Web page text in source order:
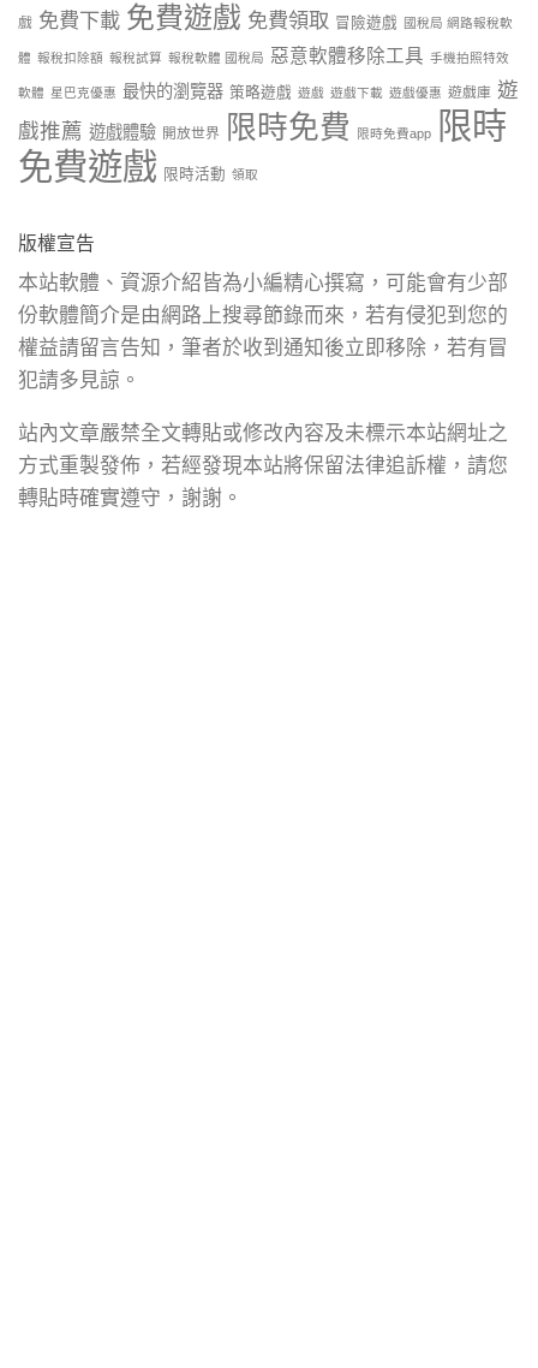
戲 免費下載 免費遊戲 免費領取 冒險遊戲 國稅局 網路報稅軟
體 報稅扣除額 報稅試算 報稅軟體 國稅局 惡意軟體移除工具 手機拍照特效
軟體 星巴克優惠 最快的瀏覽器 策略遊戲 遊戲 遊戲下載 遊戲優惠 遊戲庫 遊
戲推薦 遊戲體驗 開放世界 限時免費 限時免費app
限時
免費遊戲 限時活動 領取
版權宣告
本站軟體、資源介紹皆為小編精心撰寫，可能會有少部
份軟體簡介是由網路上搜尋節錄而來，若有侵犯到您的
權益請留言告知，筆者於收到通知後立即移除，若有冒
犯請多見諒。
站內文章嚴禁全文轉貼或修改內容及未標示本站網址之
方式重製發佈，若經發現本站將保留法律追訴權，請您
轉貼時確實遵守，謝謝。